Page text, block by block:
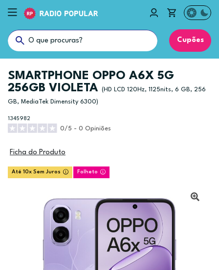
Cupões
SMARTPHONE OPPO A6X 5G
256GB VIOLETA (HD LCD 120Hz, 1125nits, 6 GB, 256
GB, MediaTek Dimensity 6300)
1345982
0/5 - 0 Opiniões
Ficha do Produto
Até 10x Sem Juros Folheto